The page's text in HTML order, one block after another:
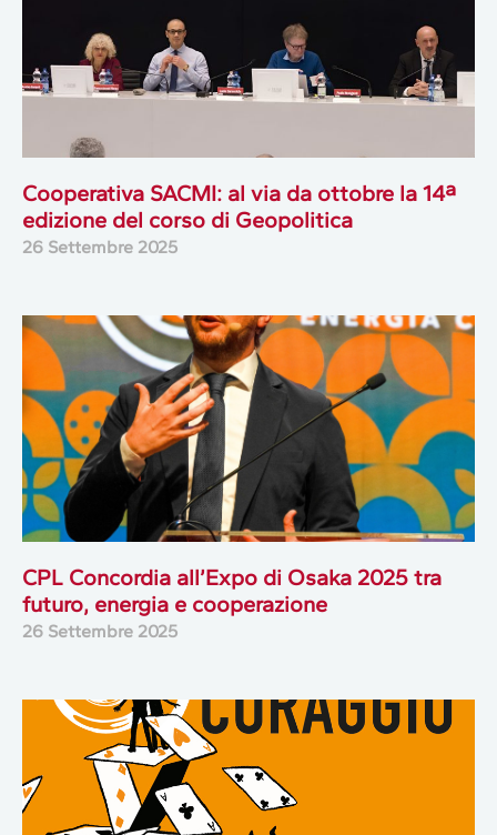
Cooperativa SACMI: al via da ottobre la 14ª
edizione del corso di Geopolitica
26 Settembre 2025
CPL Concordia all’Expo di Osaka 2025 tra
futuro, energia e cooperazione
26 Settembre 2025